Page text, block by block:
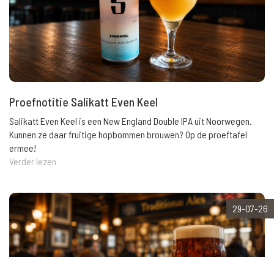
Proefnotitie Salikatt Even Keel
Salikatt Even Keel is een New England Double IPA uit Noorwegen.
Kunnen ze daar fruitige hopbommen brouwen? Op de proeftafel
ermee!
Verder lezen
29-07-26